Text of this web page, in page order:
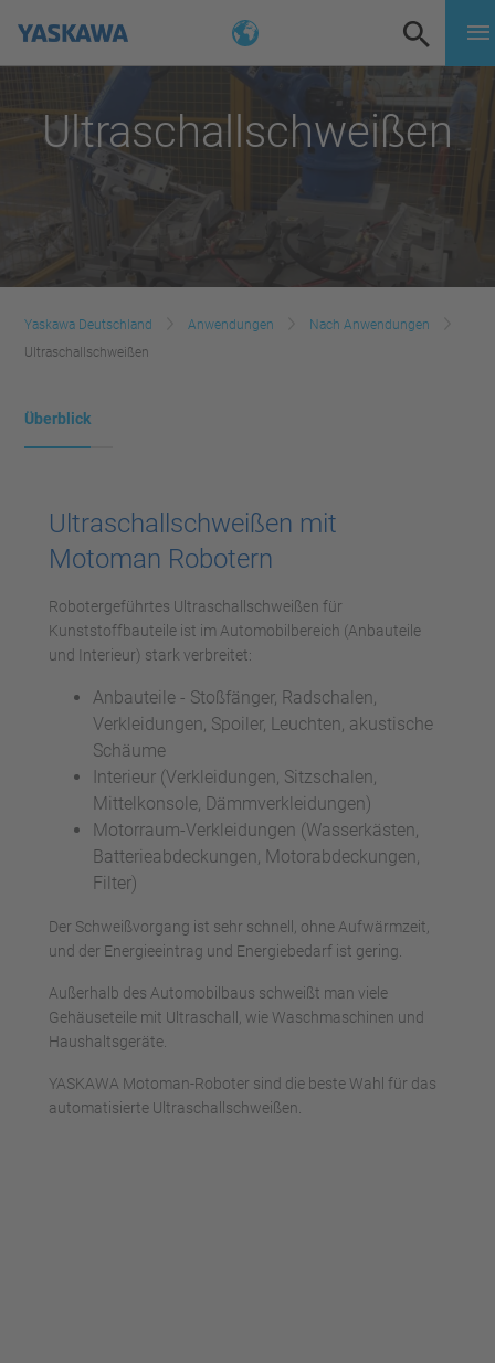
Ultraschallschweißen
Yaskawa Deutschland Anwendungen
Nach Anwendungen
Ultraschallschweißen
Überblick
Ultraschallschweißen mit
Motoman Robotern
Robotergeführtes Ultraschallschweißen für
Kunststoffbauteile ist im Automobilbereich (Anbauteile
und Interieur) stark verbreitet:
Anbauteile - Stoßfänger, Radschalen,
Verkleidungen, Spoiler, Leuchten, akustische
Schäume
Interieur (Verkleidungen, Sitzschalen,
Mittelkonsole, Dämmverkleidungen)
Motorraum-Verkleidungen (Wasserkästen,
Batterieabdeckungen, Motorabdeckungen,
Filter)
Der Schweißvorgang ist sehr schnell, ohne Aufwärmzeit,
und der Energieeintrag und Energiebedarf ist gering.
Außerhalb des Automobilbaus schweißt man viele
Gehäuseteile mit Ultraschall, wie Waschmaschinen und
Haushaltsgeräte.
YASKAWA Motoman-Roboter sind die beste Wahl für das
automatisierte Ultraschallschweißen.